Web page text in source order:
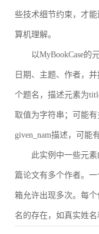
些技术细节约束，才
算机理解。
以MyBookCase的
日期、主题、作者，
个题名，描述元素为
取值为字符串；可能
given_nam描述，可能
此实例中一些元
篇论文有多个作者。
箱允许出现多次。每
名的存在，如真实姓